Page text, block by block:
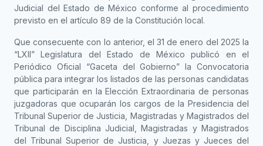
Judicial del Estado de México conforme al procedimiento
previsto en el artículo 89 de la Constitución local.
Que consecuente con lo anterior, el 31 de enero del 2025 la
“LXII” Legislatura del Estado de México publicó en el
Periódico Oficial “Gaceta del Gobierno” la Convocatoria
pública para integrar los listados de las personas candidatas
que participarán en la Elección Extraordinaria de personas
juzgadoras que ocuparán los cargos de la Presidencia del
Tribunal Superior de Justicia, Magistradas y Magistrados del
Tribunal de Disciplina Judicial, Magistradas y Magistrados
del Tribunal Superior de Justicia, y Juezas y Jueces del